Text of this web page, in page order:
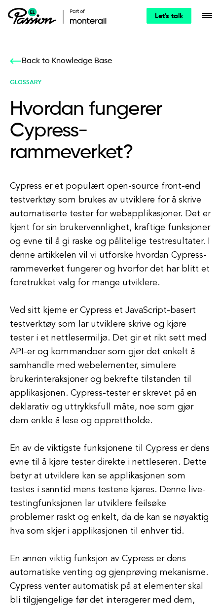
Let's talk
Back to Knowledge Base
GLOSSARY
Hvordan fungerer
Cypress-
rammeverket?
Cypress er et populært open-source front-end
testverktøy som brukes av utviklere for å skrive
automatiserte tester for webapplikasjoner. Det er
kjent for sin brukervennlighet, kraftige funksjoner
og evne til å gi raske og pålitelige testresultater. I
denne artikkelen vil vi utforske hvordan Cypress-
rammeverket fungerer og hvorfor det har blitt et
foretrukket valg for mange utviklere.
Ved sitt kjerne er Cypress et JavaScript-basert
testverktøy som lar utviklere skrive og kjøre
tester i et nettlesermiljø. Det gir et rikt sett med
API-er og kommandoer som gjør det enkelt å
samhandle med webelementer, simulere
brukerinteraksjoner og bekrefte tilstanden til
applikasjonen. Cypress-tester er skrevet på en
deklarativ og uttrykksfull måte, noe som gjør
dem enkle å lese og opprettholde.
En av de viktigste funksjonene til Cypress er dens
evne til å kjøre tester direkte i nettleseren. Dette
betyr at utviklere kan se applikasjonen som
testes i sanntid mens testene kjøres. Denne live-
testingfunksjonen lar utviklere feilsøke
problemer raskt og enkelt, da de kan se nøyaktig
hva som skjer i applikasjonen til enhver tid.
En annen viktig funksjon av Cypress er dens
automatiske venting og gjenprøving mekanisme.
Cypress venter automatisk på at elementer skal
bli tilgjengelige før det interagerer med dem,